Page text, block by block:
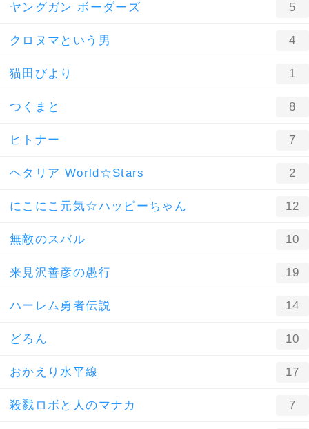
ヤングガン ボーダーズ 5
クロヌマという男 4
猫田びより 1
つくまと 8
ヒトナー 7
ヘタリア World☆Stars 2
にこにこ元気☆ハッピーちゃん 12
無敵のスバル 10
来見沢善彦の愚行 19
ハーレム勇者伝説 14
どろん 10
おかえり水平線 17
殺戮ロボと人のマナカ 7